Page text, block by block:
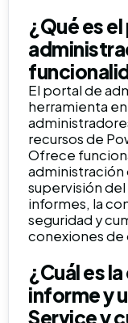
¿Qué es
El portal de
herramienta
recursos de
Ofrece
administración
supervisión
informes, la
seguridad y
conexiones de
¿Cuál es
informe y
Service y